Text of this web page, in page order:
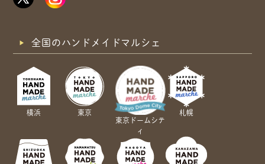
全国のハンドメイドマルシェ
横浜
東京
東京ドームシテ
ィ
札幌